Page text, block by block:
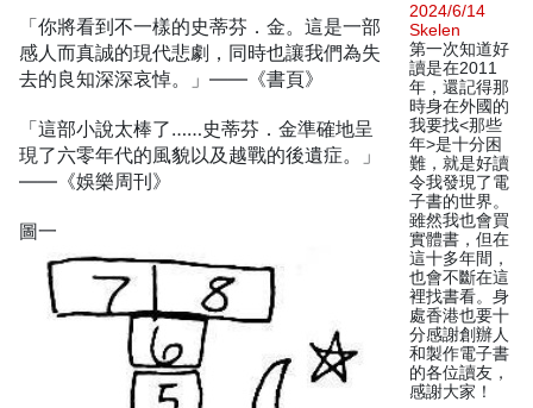
「你將看到不一樣的史蒂芬．金。這是一部
感人而真誠的現代悲劇，同時也讓我們為失
去的良知深深哀悼。」——《書頁》
「這部小說太棒了……史蒂芬．金準確地呈
現了六零年代的風貌以及越戰的後遺症。」
——《娛樂周刊》
圖一
2024/6/14
Skelen
第一次知道好
讀是在2011
年，還記得那
時身在外國的
我要找<那些
年>是十分困
難，就是好讀
令我發現了電
子書的世界。
雖然我也會買
實體書，但在
這十多年間，
也會不斷在這
裡找書看。身
處香港也要十
分感謝創辦人
和製作電子書
的各位讀友，
感謝大家！